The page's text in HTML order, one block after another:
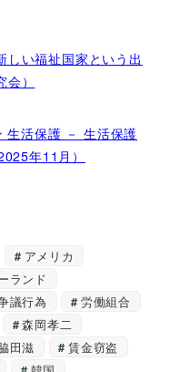
しい福祉国家という出
）
生活保護 － 生活保護
年11月）
アメリカ
ランド
議行為
労働組合
森岡孝二
田滋
賃金窃盗